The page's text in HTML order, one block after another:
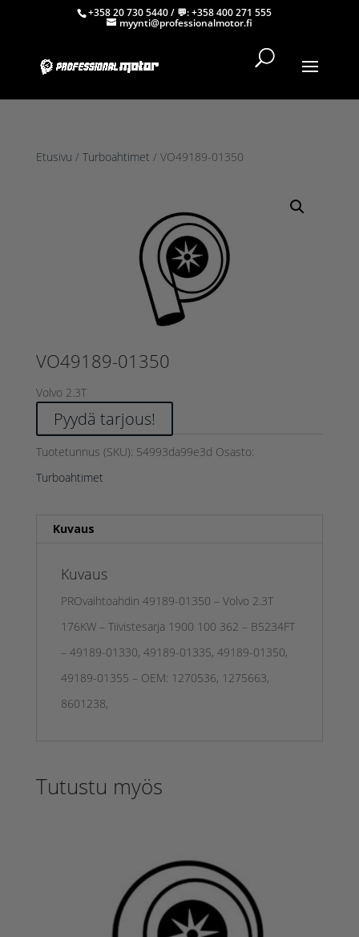
+358 20 730 5440/ 💬:+358 400 271 555
myynti@professionalmotor.fi
Etusivu / Turboahtimet / VO49189-01350
VO49189-01350
Volvo 2.3T
Pyydä tarjous!
Tuotetunnus (SKU): 54993da99e3d Osasto:
Turboahtimet
Kuvaus
Kuvaus
PROvaihtoahdin 49189-01350 – Volvo 2.3T
176KW – Tiivistesarja 1900 100 362 – B5234FT
– 49189-01330, 49189-01335, 49189-01350,
49189-01355 – OEM: 1270536, 1275663,
8601238,
Tutustu myös